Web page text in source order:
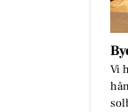
Vi